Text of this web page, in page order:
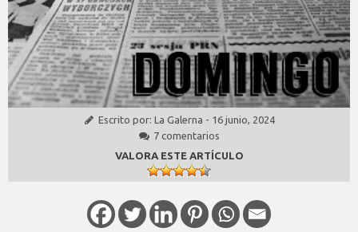
Escrito por: La Galerna - 16 junio, 2024
7 comentarios
VALORA ESTE ARTÍCULO